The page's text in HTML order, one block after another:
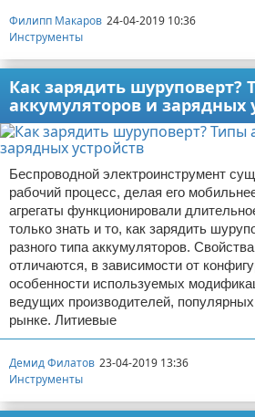
Филипп Макаров 24-04-2019 10:36
Инструменты
Как зарядить шуруповерт?
аккумуляторов и зарядных
Беспроводной электроинструмент
рабочий процесс, делая его
агрегаты функционировали
только знать и то, как зарядить
разного типа аккумуляторов.
отличаются, в зависимости от
особенности используемых
ведущих производителей,
рынке. Литиевые
Демид Филатов 23-04-2019 13:36
Инструменты